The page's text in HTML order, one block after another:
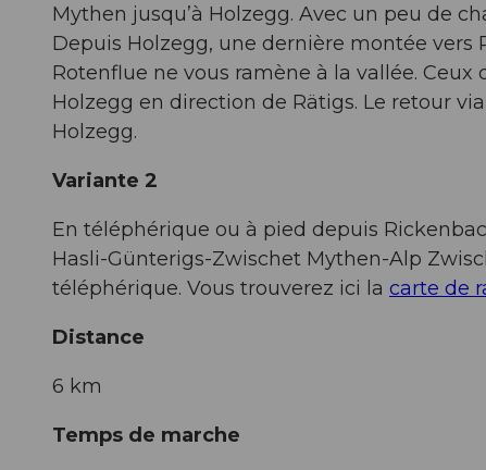
Mythen jusqu’à Holzegg. Avec un peu de
Depuis Holzegg, une dernière montée
Rotenflue ne vous ramène à la vallée.
Holzegg en direction de Rätigs. Le retour
Holzegg.
Variante 2
En téléphérique ou à pied depuis
Hasli-Günterigs-Zwischet Mythen-Alp
téléphérique. Vous trouverez ici la carte de
Distance
6 km
Temps de marche